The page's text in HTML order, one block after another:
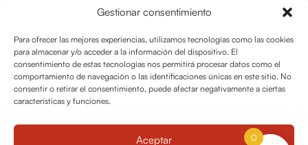
Gestionar consentimiento
Para ofrecer las mejores experiencias, utilizamos tecnologías como las cookies
para almacenar y/o acceder a la información del dispositivo. El
consentimiento de estas tecnologías nos permitirá procesar datos como el
comportamiento de navegación o las identificaciones únicas en este sitio. No
consentir o retirar el consentimiento, puede afectar negativamente a ciertas
características y funciones.
Aceptar
Política de cookies
0